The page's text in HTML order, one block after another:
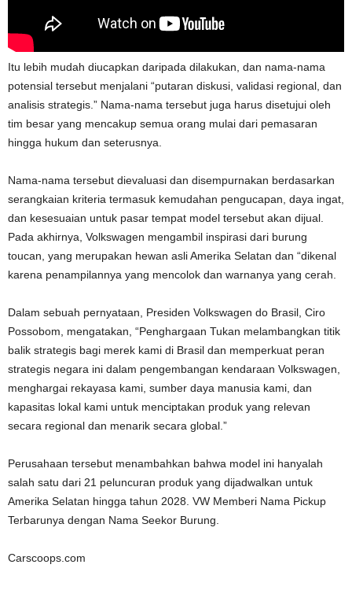
Itu lebih mudah diucapkan daripada dilakukan, dan nama-nama
potensial tersebut menjalani “putaran diskusi, validasi regional, dan
analisis strategis.” Nama-nama tersebut juga harus disetujui oleh
tim besar yang mencakup semua orang mulai dari pemasaran
hingga hukum dan seterusnya.
Nama-nama tersebut dievaluasi dan disempurnakan berdasarkan
serangkaian kriteria termasuk kemudahan pengucapan, daya ingat,
dan kesesuaian untuk pasar tempat model tersebut akan dijual.
Pada akhirnya, Volkswagen mengambil inspirasi dari burung
toucan, yang merupakan hewan asli Amerika Selatan dan “dikenal
karena penampilannya yang mencolok dan warnanya yang cerah.
Dalam sebuah pernyataan, Presiden Volkswagen do Brasil, Ciro
Possobom, mengatakan, “Penghargaan Tukan melambangkan titik
balik strategis bagi merek kami di Brasil dan memperkuat peran
strategis negara ini dalam pengembangan kendaraan Volkswagen,
menghargai rekayasa kami, sumber daya manusia kami, dan
kapasitas lokal kami untuk menciptakan produk yang relevan
secara regional dan menarik secara global.”
Perusahaan tersebut menambahkan bahwa model ini hanyalah
salah satu dari 21 peluncuran produk yang dijadwalkan untuk
Amerika Selatan hingga tahun 2028. VW Memberi Nama Pickup
Terbarunya dengan Nama Seekor Burung.
Carscoops.com